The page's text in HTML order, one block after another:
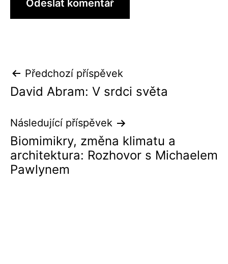
Navigace
pro
příspěvek
Předchozí příspěvek
David Abram: V srdci světa
Následující příspěvek
Biomimikry, změna klimatu a
architektura: Rozhovor s Michaelem
Pawlynem